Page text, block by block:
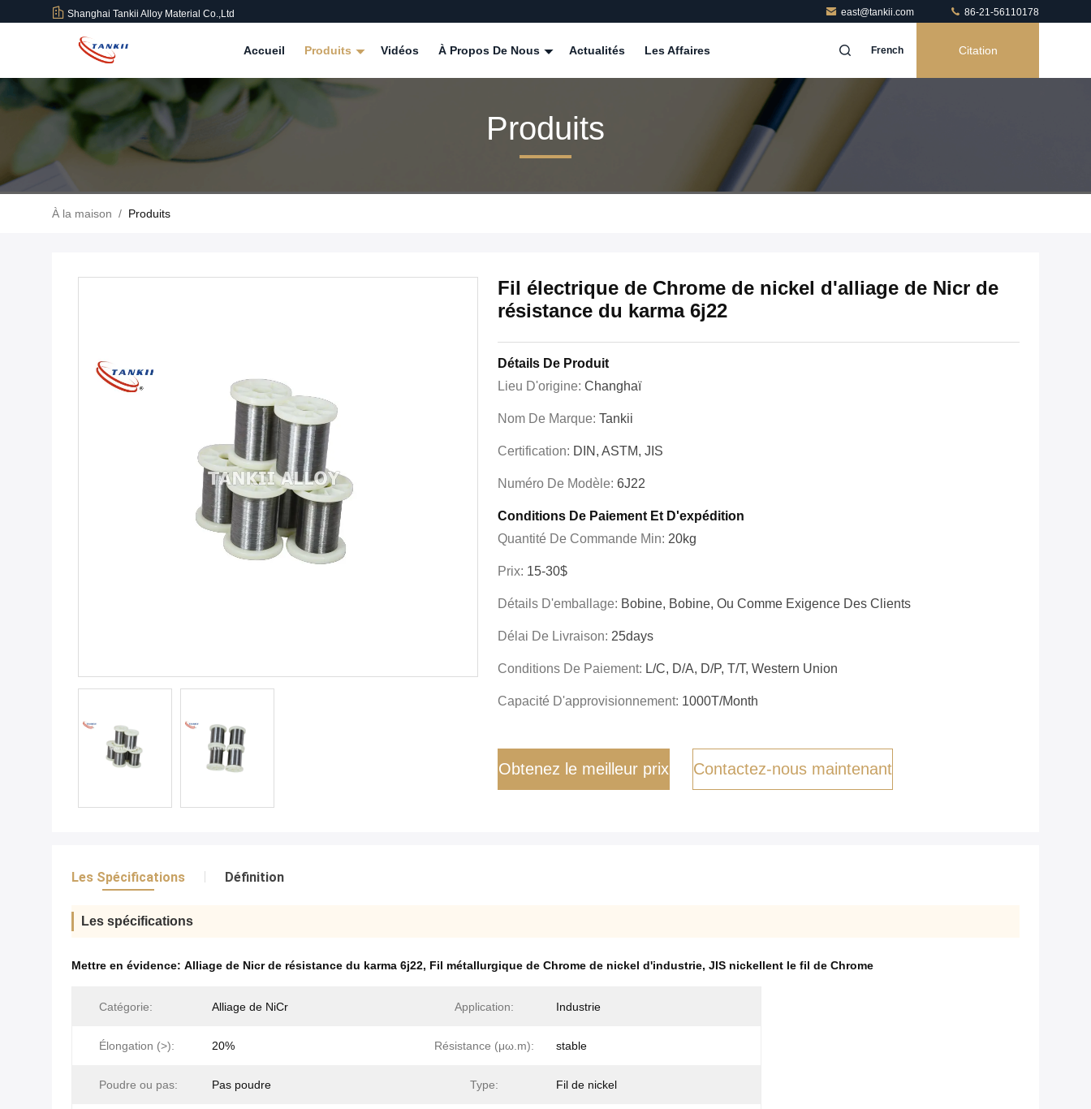
Shanghai Tankii Alloy Material Co.,Ltd east@tankii.com 86-21-56110178
Accueil Produits Vidéos À Propos De Nous Actualités Les Affaires French Citation
Produits
À la maison / Produits
Fil électrique de Chrome de nickel d'alliage de Nicr de
résistance du karma 6j22
Détails De Produit
Lieu D'origine: Changhaï
Nom De Marque: Tankii
Certification: DIN, ASTM, JIS
Numéro De Modèle: 6J22
Conditions De Paiement Et D'expédition
Quantité De Commande Min: 20kg
Prix: 15-30$
Détails D'emballage: Bobine, Bobine, Ou Comme Exigence Des Clients
Délai De Livraison: 25days
Conditions De Paiement: L/C, D/A, D/P, T/T, Western Union
Capacité D'approvisionnement: 1000T/month
Obtenez le meilleur prix Contactez-nous maintenant
Les Spécifications Définition
Les spécifications
Mettre en évidence: Alliage de Nicr de résistance du karma 6j22, Fil métallurgique de Chrome de nickel d'industrie, JIS nickellent le fil de Chrome
Catégorie: Alliage de NiCr Application: Industrie
Élongation (>): 20% Résistance (μω.m): stable
Poudre ou pas: Pas poudre Type: Fil de nickel